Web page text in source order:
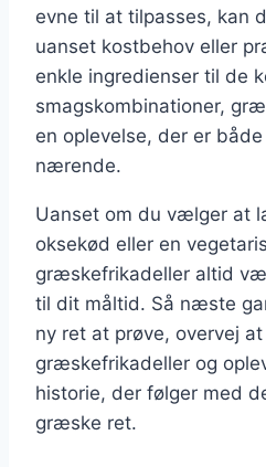
evne til at tilpasses, kan
uanset kostbehov eller
enkle ingredienser til de
smagskombinationer,
en oplevelse, der er
nærende.
Uanset om du vælger at
oksekød eller en
græskefrikadeller altid
til dit måltid. Så næste
ny ret at prøve, overvej at
græskefrikadeller og
historie, der følger med
græske ret.